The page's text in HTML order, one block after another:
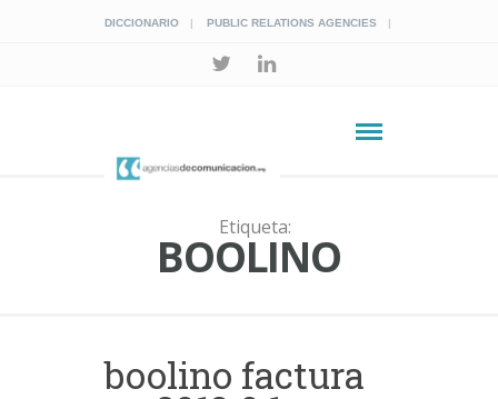
DICCIONARIO PUBLIC RELATIONS AGENCIES
Etiqueta:
BOOLINO
boolino factura